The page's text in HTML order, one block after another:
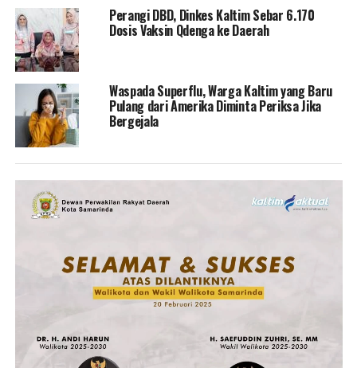
Perangi DBD, Dinkes Kaltim Sebar 6.170
Dosis Vaksin Qdenga ke Daerah
Waspada Superflu, Warga Kaltim yang Baru
Pulang dari Amerika Diminta Periksa Jika
Bergejala